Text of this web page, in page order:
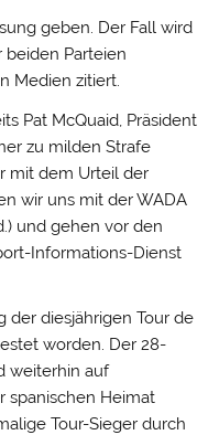
geben. Der Fall wird
beiden Parteien
Medien zitiert.
Pat McQuaid, Präsident
zu milden Strafe
mit dem Urteil der
wir uns mit der WADA
und gehen vor den
Informations-Dienst
der diesjährigen Tour de
worden. Der 28-
weiterhin auf
spanischen Heimat
Tour-Sieger durch